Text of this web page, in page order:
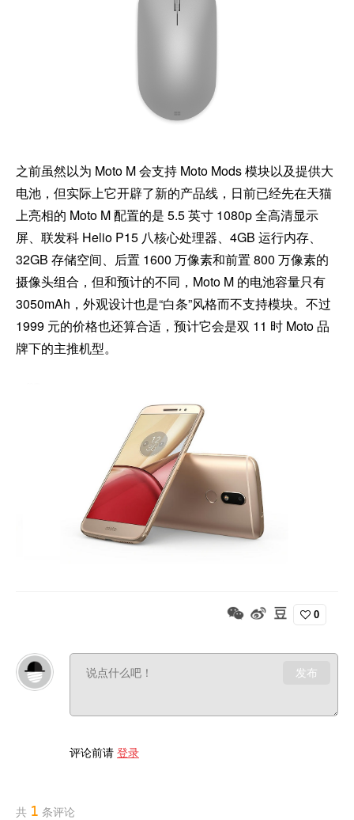
之前虽然以为 Moto M 会支持 Moto Mods 模块以及提供大
电池，但实际上它开辟了新的产品线，日前已经先在天猫
上亮相的 Moto M 配置的是 5.5 英寸 1080p 全高清显示
屏、联发科 Helio P15 八核心处理器、4GB 运行内存、
32GB 存储空间、后置 1600 万像素和前置 800 万像素的
摄像头组合，但和预计的不同，Moto M 的电池容量只有
3050mAh，外观设计也是“白条”风格而不支持模块。不过
1999 元的价格也还算合适，预计它会是双 11 时 Moto 品
牌下的主推机型。
0
发布
评论前请 登录
共 1 条评论